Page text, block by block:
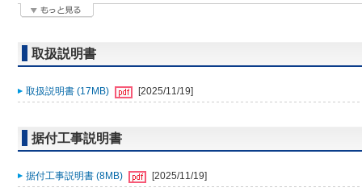
取扱説明書
取扱説明書 (17MB) [2025/11/19]
据付工事説明書
据付工事説明書 (8MB) [2025/11/19]